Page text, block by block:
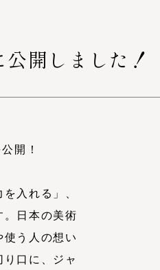
開しました！
開！
入れる」、
。日本の美術
う人の想い
口に、ジャ